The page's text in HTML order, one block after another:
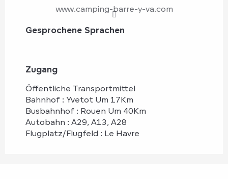
www.camping-barre-y-va.com
Gesprochene Sprachen
Gesprochene Sprachen
Zugang
Zugang
Öffentliche Transportmittel
Bahnhof : Yvetot Um 17Km
Busbahnhof : Rouen Um 40Km
Autobahn : A29, A13, A28
Flugplatz/Flugfeld : Le Havre